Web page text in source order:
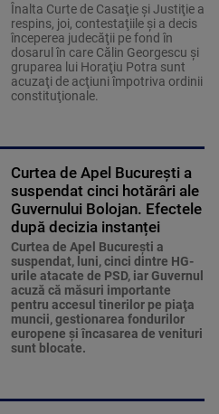
Înalta Curte de Casaţie şi Justiţie a
respins, joi, contestaţiile şi a decis
începerea judecăţii pe fond în
dosarul în care Călin Georgescu şi
gruparea lui Horaţiu Potra sunt
acuzaţi de acţiuni împotriva ordinii
constituţionale.
Curtea de Apel București a
suspendat cinci hotărâri ale
Guvernului Bolojan. Efectele
după decizia instanței
Curtea de Apel Bucureşti a
suspendat, luni, cinci dintre HG-
urile atacate de PSD, iar Guvernul
acuză că măsuri importante
pentru accesul tinerilor pe piaţa
muncii, gestionarea fondurilor
europene şi încasarea de venituri
sunt blocate.